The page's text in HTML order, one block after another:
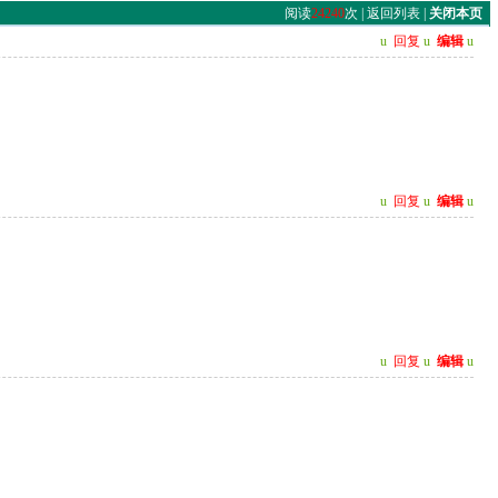
阅读24240次 | 返回列表| 关闭本页
u 回复 u 编辑 u
u 回复 u 编辑 u
u 回复 u 编辑 u